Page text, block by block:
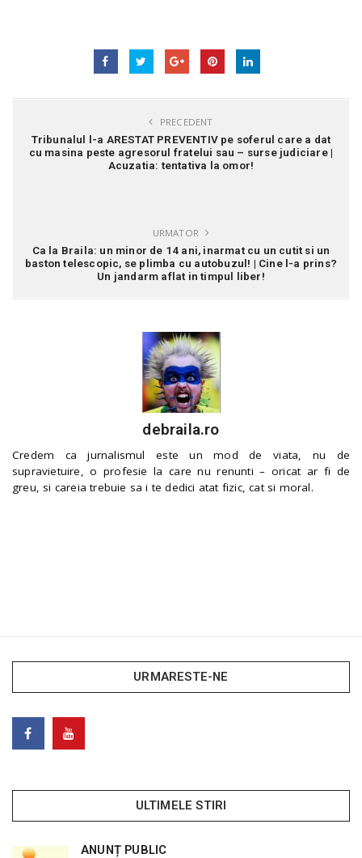
PRECEDENT
Tribunalul l-a ARESTAT PREVENTIV pe soferul care a dat
cu masina peste agresorul fratelui sau – surse judiciare |
Acuzatia: tentativa la omor!
URMATOR
Ca la Braila: un minor de 14 ani, inarmat cu un cutit si un
baston telescopic, se plimba cu autobuzul! | Cine l-a prins?
Un jandarm aflat in timpul liber!
debraila.ro
Credem ca jurnalismul este un mod de viata, nu de
supravietuire, o profesie la care nu renunti – oricat ar fi de
greu, si careia trebuie sa i te dedici atat fizic, cat si moral.
URMARESTE-NE
ULTIMELE STIRI
ANUNȚ PUBLIC